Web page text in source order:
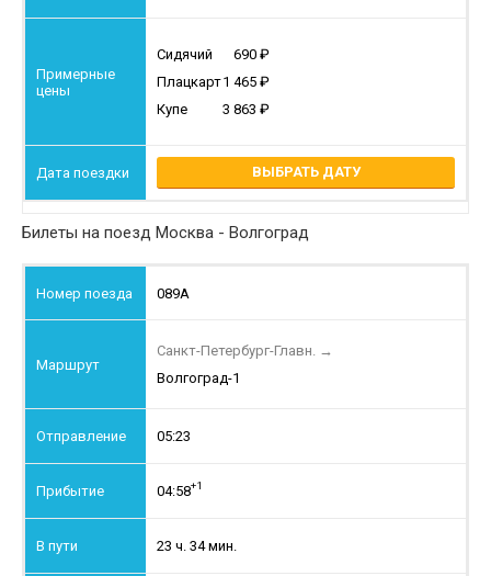
Сидячий
690
Плацкарт1 465
Купе
3 863
ВЫБРАТЬ ДАТУ
Билеты на поезд Москва - Волгоград
089А
Санкт-Петербург-Главн. →
Волгоград-1
05:23
04:58+1
23 ч. 34 мин.